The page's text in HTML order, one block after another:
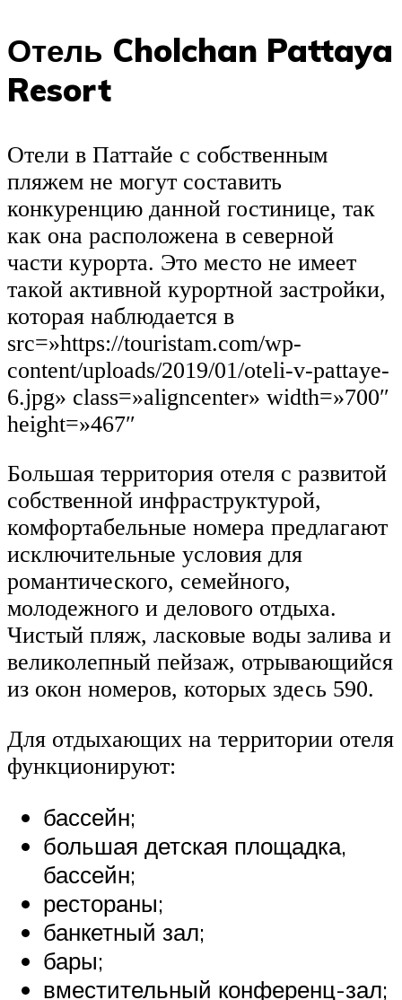
Отель Cholchan Pattaya
Resort
Отели в Паттайе с собственным
пляжем не могут составить
конкуренцию данной гостинице, так
как она расположена в северной
части курорта. Это место не имеет
такой активной курортной застройки,
которая наблюдается в
src=»https://touristam.com/wp-
content/uploads/2019/01/oteli-v-pattaye-
6.jpg» class=»aligncenter» width=»700″
height=»467″
Большая территория отеля с развитой
собственной инфраструктурой,
комфортабельные номера предлагают
исключительные условия для
романтического, семейного,
молодежного и делового отдыха.
Чистый пляж, ласковые воды залива и
великолепный пейзаж, отрывающийся
из окон номеров, которых здесь 590.
Для отдыхающих на территории отеля
функционируют:
бассейн;
большая детская площадка,
бассейн;
рестораны;
банкетный зал;
бары;
вместительный конференц-зал;